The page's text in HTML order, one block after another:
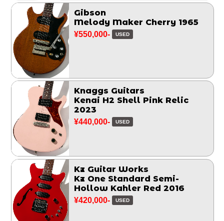
Gibson
Melody Maker Cherry 1965
¥550,000- USED
Knaggs Guitars
Kenai H2 Shell Pink Relic
2023
¥440,000- USED
Kz Guitar Works
Kz One Standard Semi-
Hollow Kahler Red 2016
¥420,000- USED